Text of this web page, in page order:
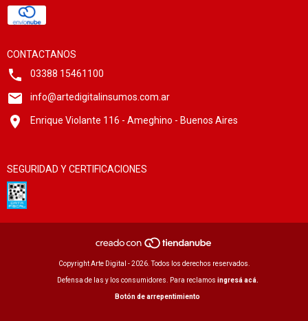
CONTACTANOS
03388 15461100
info@artedigitalinsumos.com.ar
Enrique Violante 116 - Ameghino - Buenos Aires
SEGURIDAD Y CERTIFICACIONES
Copyright Arte Digital - 2026. Todos los derechos reservados.
Defensa de las y los consumidores. Para reclamos ingresá acá.
Botón de arrepentimiento